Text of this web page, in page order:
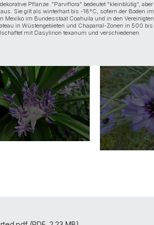
Pflanze. "Parviflora" bedeutet "kleinblütig", aber
Sie gilt als winterhart bis -18°C, sofern der Boden im
Mexiko im Bundesstaat Coahuila und in den Vereinigten
in Wüstengebieten und Chaparral-Zonen in 500 bis
mit Dasylirion texanum und verschiedenen